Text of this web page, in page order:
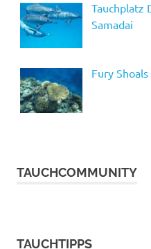
Tauchplatz
Samadai
Fury
TAUCHCOMMUNITY
TAUCHTIPPS